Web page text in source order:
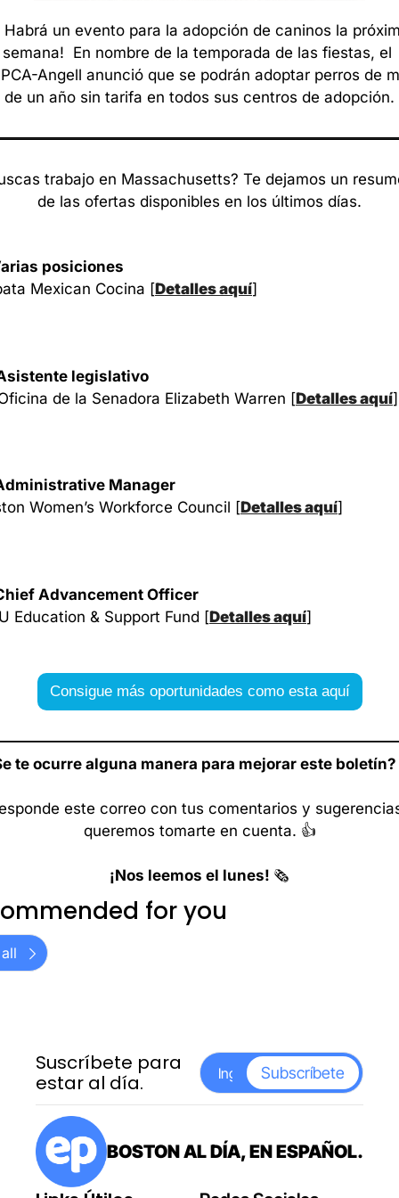
Habrá un evento para la adopción de caninos la
semana!  En nombre de la temporada de las fiestas, el
Angell anunció que se podrán adoptar perros de
de un año sin tarifa en todos sus centros de adopción.
trabajo en Massachusetts? Te dejamos un
de las ofertas disponibles en los últimos días.
posiciones
Mexican Cocina [Detalles aquí]
sistente legislativo
de la Senadora Elizabeth Warren [Detalles aquí]
Manager
Women’s Workforce Council [Detalles aquí]
Advancement Officer
Education & Support Fund [Detalles aquí]
Consigue más oportunidades como esta aquí
te ocurre alguna manera para mejorar este boletín?
este correo con tus comentarios y
queremos tomarte en cuenta. 👍
¡Nos leemos el lunes! 🗞️
for you
Suscríbete para
estar al día.
Subscríbete
BOSTON AL DÍA, EN ESPAÑOL.